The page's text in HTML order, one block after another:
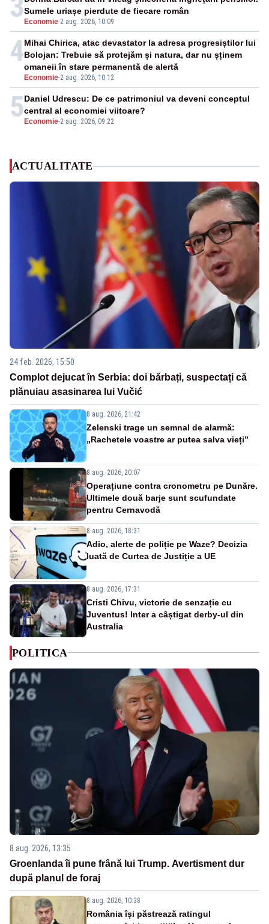
3 Economie-2 aug. 2026, 10:09
Sumele uriașe pierdute de fiecare român
4
Economie-2 aug. 2026, 10:12
Mihai Chirica, atac devastator la adresa progresiștilor lui
Bolojan: Trebuie să protejăm și natura, dar nu șținem
omaneii în stare permanentă de alertă
5 Economie-2 aug. 2026, 09:22
Daniel Udrescu: De ce patrimoniul va deveni conceptul
central al economiei viitoare?
ACTUALITATE
24 feb. 2026, 15:50
Complot dejucat în Serbia: doi bărbați, suspectați că
plănuiau asasinarea lui Vučić
8 aug. 2026, 21:42
Zelenski trage un semnal de alarmă:
„Rachetele voastre ar putea salva vieți”
8 aug. 2026, 20:07
Operațiune contra cronometru pe Dunăre.
Ultimele două barje sunt scufundate
pentru Cernavodă
8 aug. 2026, 18:31
Adio, alerte de poliție pe Waze? Decizia
luată de Curtea de Justiție a UE
8 aug. 2026, 17:31
Cristi Chivu, victorie de senzație cu
Juventus! Inter a câștigat derby-ul din
Australia
POLITICA
8 aug. 2026, 13:35
Groenlanda îi pune frână lui Trump. Avertisment dur
după planul de foraj
8 aug. 2026, 10:38
România își păstrează ratingul